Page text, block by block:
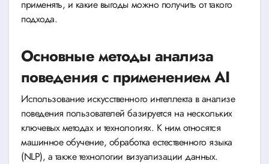
применять, и какие выгоды можно получить от такого
подхода.
Основные методы анализа
поведения с применением AI
Использование искусственного интеллекта в анализе
поведения пользователей базируется на нескольких
ключевых методах и технологиях. К ним относятся
машинное обучение, обработка естественного языка
(NLP), а также технологии визуализации данных.